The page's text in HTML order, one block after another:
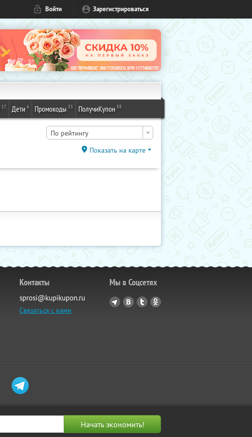
Войти Зарегистрироваться
17 Дети 6 Промокоды 53 ПолучиКупон 88
По рейтингу
Показать на карте
Контакты
sprosi@kupikupon.ru
Связаться с нами
Мы в Соцсетях